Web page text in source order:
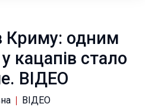
Криму: одним
кацапів стало
ВІДЕО
ВІДЕО